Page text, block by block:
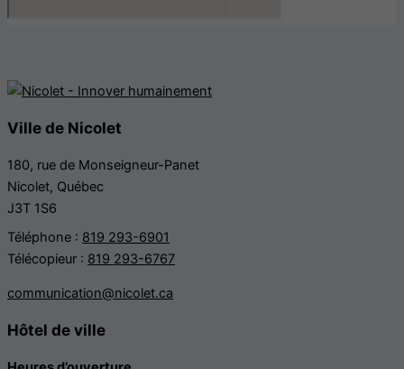
Ville de Nicolet
180, rue de Monseigneur-Panet
Nicolet, Québec
J3T 1S6
Téléphone : 819 293-6901
Télécopieur : 819 293-6767
communication@nicolet.ca
Hôtel de ville